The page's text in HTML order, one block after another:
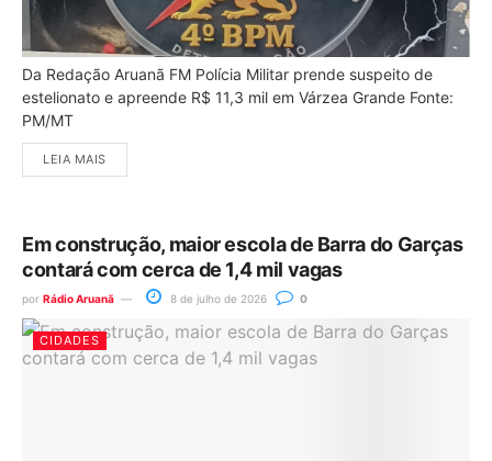
Da Redação Aruanã FM Polícia Militar prende suspeito de
estelionato e apreende R$ 11,3 mil em Várzea Grande Fonte:
PM/MT
LEIA MAIS
Em construção, maior escola de Barra do Garças
contará com cerca de 1,4 mil vagas
por Rádio Aruanã 8 de julho de 2026 0
CIDADES